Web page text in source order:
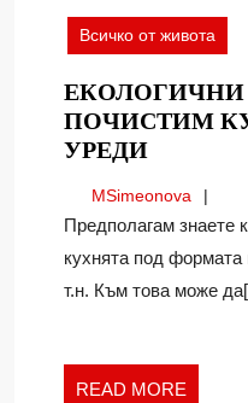
Всичко от живота
ПОЧИСТИМ
УРЕДИ
ДА
УРЕДИ
MSimeonova
Предполагам знаете какво опасности се крият в
кухнята под формата
т.н. Към това може
READ MORE